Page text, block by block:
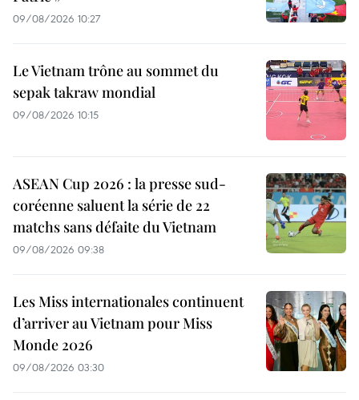
09/08/2026 10:27
Le Vietnam trône au sommet du
sepak takraw mondial
09/08/2026 10:15
ASEAN Cup 2026 : la presse sud-
coréenne saluent la série de 22
matchs sans défaite du Vietnam
09/08/2026 09:38
Les Miss internationales continuent
d’arriver au Vietnam pour Miss
Monde 2026
09/08/2026 03:30